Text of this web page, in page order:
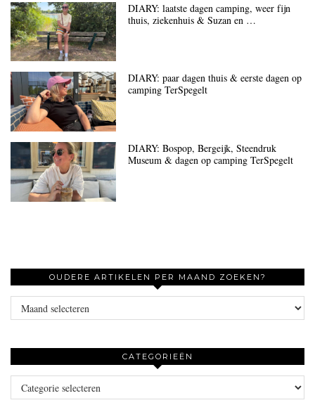
DIARY: laatste dagen camping, weer fijn
thuis, ziekenhuis & Suzan en …
DIARY: paar dagen thuis & eerste dagen op
camping TerSpegelt
DIARY: Bospop, Bergeijk, Steendruk
Museum & dagen op camping TerSpegelt
OUDERE ARTIKELEN PER MAAND ZOEKEN?
Oudere
artikelen
maand
zoeken?
CATEGORIEËN
Categorieën